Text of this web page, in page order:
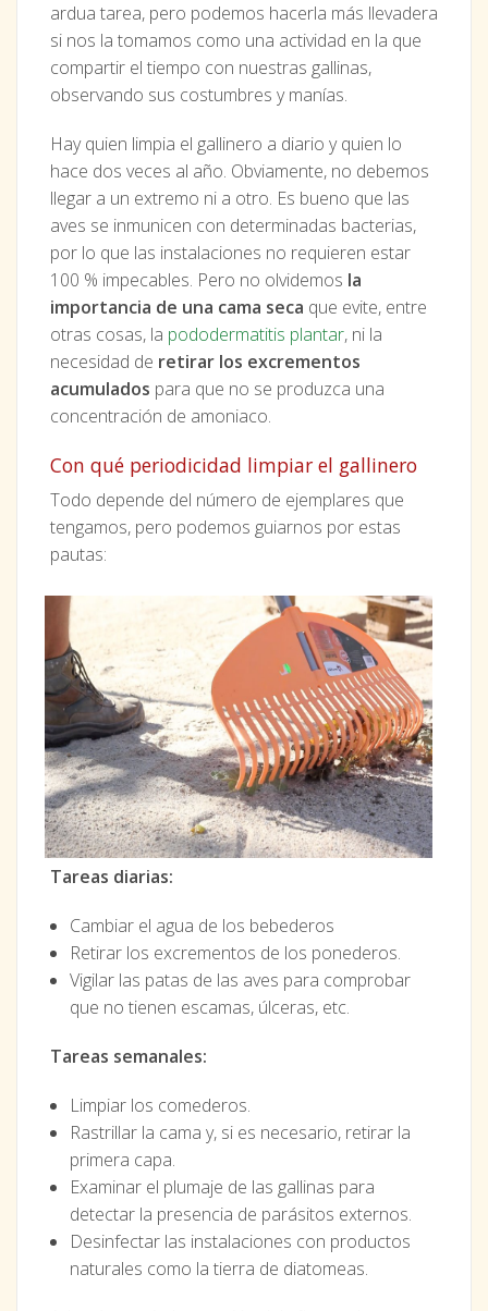
ardua tarea, pero podemos hacerla más llevadera
si nos la tomamos como una actividad en la que
compartir el tiempo con nuestras gallinas,
observando sus costumbres y manías.
Hay quien limpia el gallinero a diario y quien lo
hace dos veces al año. Obviamente, no debemos
llegar a un extremo ni a otro. Es bueno que las
aves se inmunicen con determinadas bacterias,
por lo que las instalaciones no requieren estar
100 % impecables. Pero no olvidemos la
importancia de una cama seca que evite, entre
otras cosas, la pododermatitis plantar, ni la
necesidad de retirar los excrementos
acumulados para que no se produzca una
concentración de amoniaco.
Con qué periodicidad limpiar el gallinero
Todo depende del número de ejemplares que
tengamos, pero podemos guiarnos por estas
pautas:
Tareas diarias:
Cambiar el agua de los bebederos
Retirar los excrementos de los ponederos.
Vigilar las patas de las aves para comprobar
que no tienen escamas, úlceras, etc.
Tareas semanales:
Limpiar los comederos.
Rastrillar la cama y, si es necesario, retirar la
primera capa.
Examinar el plumaje de las gallinas para
detectar la presencia de parásitos externos.
Desinfectar las instalaciones con productos
naturales como la tierra de diatomeas.